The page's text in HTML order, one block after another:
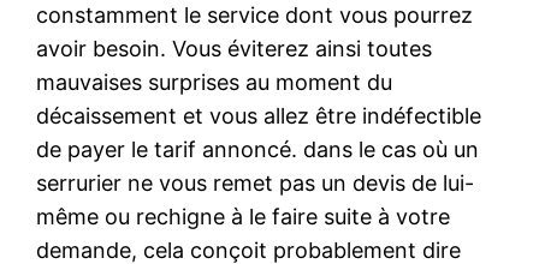
constamment le service dont vous pourrez
avoir besoin. Vous éviterez ainsi toutes
mauvaises surprises au moment du
décaissement et vous allez être indéfectible
de payer le tarif annoncé. dans le cas où un
serrurier ne vous remet pas un devis de lui-
même ou rechigne à le faire suite à votre
demande, cela conçoit probablement dire